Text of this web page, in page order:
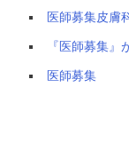
医師募集皮膚
『医師募集
医師募集